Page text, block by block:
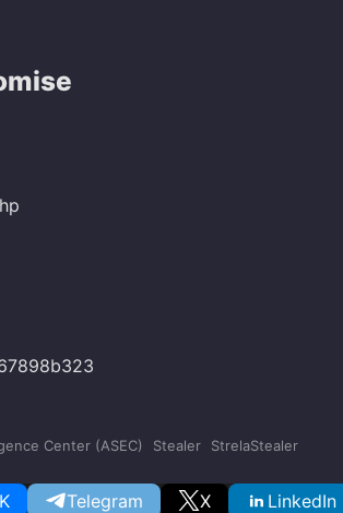
Center (ASEC) Stealer StrelaStealer
Telegram X LinkedIn